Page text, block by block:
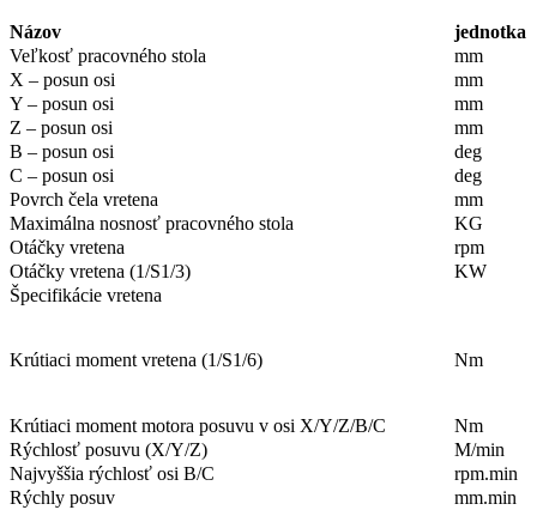
Názov
jednotka
Veľkosť pracovného stola
mm
X – posun osi
mm
Y – posun osi
mm
Z – posun osi
mm
B – posun osi
deg
C – posun osi
deg
Povrch čela vretena
mm
Maximálna nosnosť pracovného stola
KG
Otáčky vretena
rpm
Otáčky vretena (1/S1/3)
KW
Špecifikácie vretena
Krútiaci moment vretena (1/S1/6) Nm
Krútiaci moment motora posuvu v osi X/Y/Z/B/C
Nm
Rýchlosť posuvu (X/Y/Z)
M/min
Najvyššia rýchlosť osi B/C
rpm.min
Rýchly posuv
mm.min